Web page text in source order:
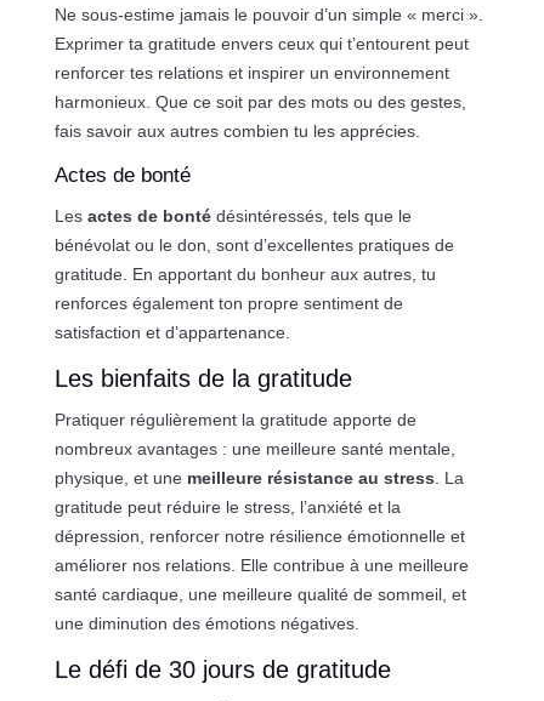
Ne sous-estime jamais le pouvoir d’un simple « merci ».
Exprimer ta gratitude envers ceux qui t’entourent peut
renforcer tes relations et inspirer un environnement
harmonieux. Que ce soit par des mots ou des gestes,
fais savoir aux autres combien tu les apprécies.
Actes de bonté
Les actes de bontédésintéressés, tels que le
bénévolat ou le don, sont d’excellentes pratiques de
gratitude. En apportant du bonheur aux autres, tu
renforces également ton propre sentiment de
satisfaction et d’appartenance.
Les bienfaits de la gratitude
Pratiquer régulièrement la gratitude apporte de
nombreux avantages : une meilleure santé mentale,
physique, et une meilleure résistance au stress . La
gratitude peut réduire le stress, l’anxiété et la
dépression, renforcer notre résilience émotionnelle et
améliorer nos relations. Elle contribue à une meilleure
santé cardiaque, une meilleure qualité de sommeil, et
une diminution des émotions négatives.
Le défi de 30 jours de gratitude